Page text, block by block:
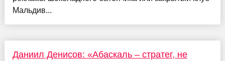
Мальдив...
Даниил Денисов: «Абаскаль – стратег, не